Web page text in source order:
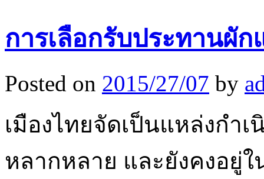
การเลือกรับประทานผั
Posted on 2015/27/07 by
เมืองไทยจัดเป็นแหล่งกำ
หลากหลาย และยังคงอยู่